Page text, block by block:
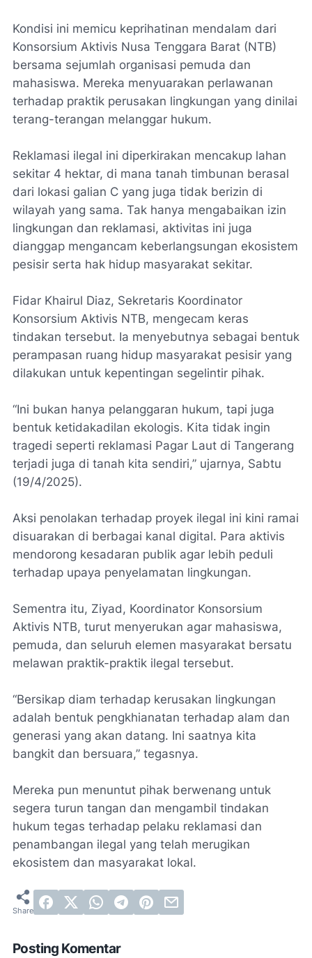
Kondisi ini memicu keprihatinan mendalam dari
Konsorsium Aktivis Nusa Tenggara Barat (NTB)
bersama sejumlah organisasi pemuda dan
mahasiswa. Mereka menyuarakan perlawanan
terhadap praktik perusakan lingkungan yang dinilai
terang-terangan melanggar hukum.
Reklamasi ilegal ini diperkirakan mencakup lahan
sekitar 4 hektar, di mana tanah timbunan berasal
dari lokasi galian C yang juga tidak berizin di
wilayah yang sama. Tak hanya mengabaikan izin
lingkungan dan reklamasi, aktivitas ini juga
dianggap mengancam keberlangsungan ekosistem
pesisir serta hak hidup masyarakat sekitar.
Fidar Khairul Diaz, Sekretaris Koordinator
Konsorsium Aktivis NTB, mengecam keras
tindakan tersebut. Ia menyebutnya sebagai bentuk
perampasan ruang hidup masyarakat pesisir yang
dilakukan untuk kepentingan segelintir pihak.
“Ini bukan hanya pelanggaran hukum, tapi juga
bentuk ketidakadilan ekologis. Kita tidak ingin
tragedi seperti reklamasi Pagar Laut di Tangerang
terjadi juga di tanah kita sendiri,” ujarnya, Sabtu
(19/4/2025).
Aksi penolakan terhadap proyek ilegal ini kini ramai
disuarakan di berbagai kanal digital. Para aktivis
mendorong kesadaran publik agar lebih peduli
terhadap upaya penyelamatan lingkungan.
Sementra itu, Ziyad, Koordinator Konsorsium
Aktivis NTB, turut menyerukan agar mahasiswa,
pemuda, dan seluruh elemen masyarakat bersatu
melawan praktik-praktik ilegal tersebut.
“Bersikap diam terhadap kerusakan lingkungan
adalah bentuk pengkhianatan terhadap alam dan
generasi yang akan datang. Ini saatnya kita
bangkit dan bersuara,” tegasnya.
Mereka pun menuntut pihak berwenang untuk
segera turun tangan dan mengambil tindakan
hukum tegas terhadap pelaku reklamasi dan
penambangan ilegal yang telah merugikan
ekosistem dan masyarakat lokal.
Posting Komentar